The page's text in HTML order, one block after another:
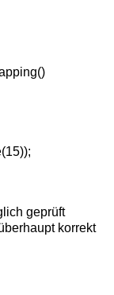
geprüft
korrekt